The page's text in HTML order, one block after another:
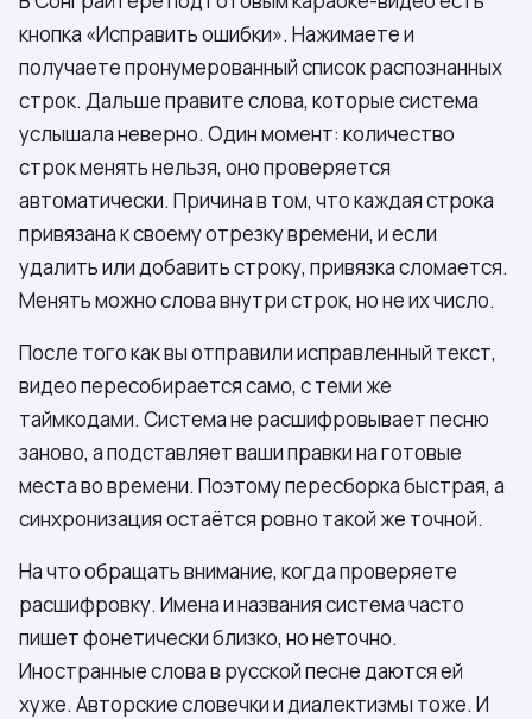
кнопка «Исправить ошибки». Нажимаете и
получаете пронумерованный список распознанных
строк. Дальше правите слова, которые система
услышала неверно. Один момент: количество
строк менять нельзя, оно проверяется
автоматически. Причина в том, что каждая строка
привязана к своему отрезку времени, и если
удалить или добавить строку, привязка сломается.
Менять можно слова внутри строк, но не их число.
После того как вы отправили исправленный текст,
видео пересобирается само, с теми же
таймкодами. Система не расшифровывает песню
заново, а подставляет ваши правки на готовые
места во времени. Поэтому пересборка быстрая, а
синхронизация остаётся ровно такой же точной.
На что обращать внимание, когда проверяете
расшифровку. Имена и названия система часто
пишет фонетически близко, но неточно.
Иностранные слова в русской песне даются ей
хуже. Авторские словечки и диалектизмы тоже. И